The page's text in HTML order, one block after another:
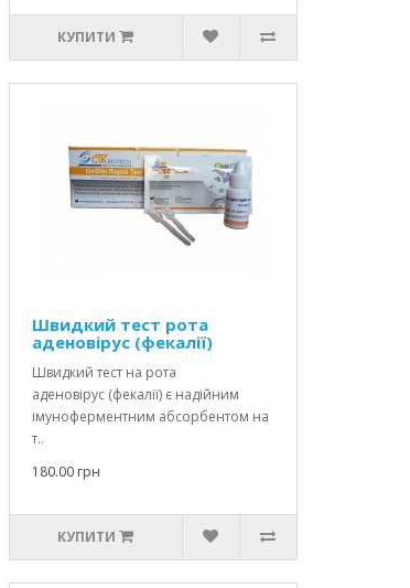
КУПИТИ
Швидкий тест рота
аденовірус (фекалії)
Швидкий тест на рота
аденовірус (фекалії) є надійним
імуноферментним абсорбентом на
т..
180.00 грн
КУПИТИ